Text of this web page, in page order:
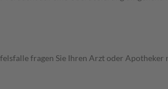
fragen Sie Ihren Arzt oder